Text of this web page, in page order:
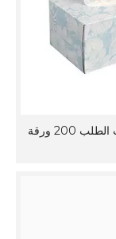
مناديل ورقية للوجه فائقة النعومة مطبوعة حسب الطلب 200 ورقة